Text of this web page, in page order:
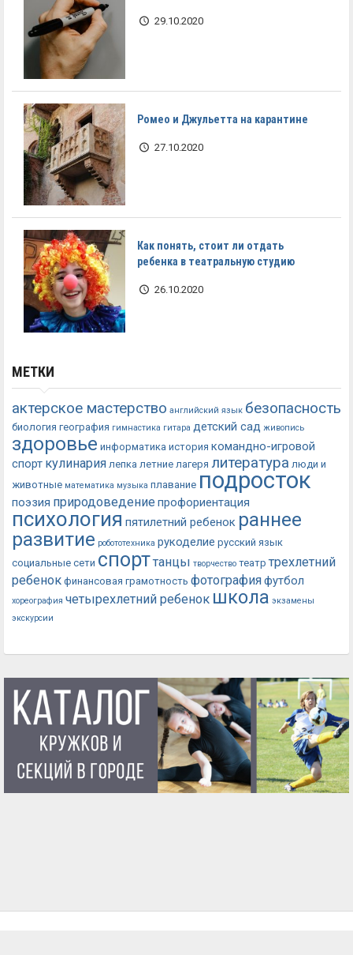
29.10.2020
Ромео и Джульетта на карантине
27.10.2020
Как понять, стоит ли отдать
ребенка в театральную студию
26.10.2020
МЕТКИ
актерское мастерство английский язык безопасность
биология география гимнастика гитара детский сад живопись
здоровье информатика история командно-игровой
спорт кулинария лепка летние лагеря литература люди и
животные математика музыка плавание подросток
поэзия природоведениепрофориентация
психология пятилетний ребенок раннее
развитие робототехника рукоделие русский язык
социальные сети спорттанцы творчество театр трехлетний
ребенок финансовая грамотность фотографияфутбол
хореография четырехлетний ребенок школа экзамены
экскурсии